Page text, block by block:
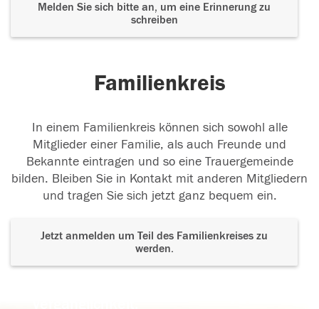
Melden Sie sich bitte an, um eine Erinnerung zu
schreiben
Familienkreis
In einem Familienkreis können sich sowohl alle
Mitglieder einer Familie, als auch Freunde und
Bekannte eintragen und so eine Trauergemeinde
bilden. Bleiben Sie in Kontakt mit anderen Mitgliedern
und tragen Sie sich jetzt ganz bequem ein.
Jetzt anmelden um Teil des Familienkreises zu
werden.